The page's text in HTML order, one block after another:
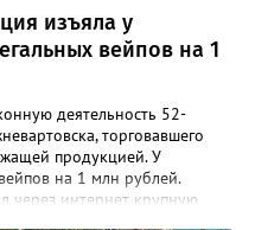
изъяла у
вейпов на 1
деятельность 52-
торговавшего
продукцией. У
на 1 млн рублей.
через интернет крупную